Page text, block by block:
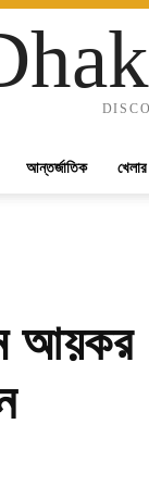
আন্তর্জাতিক
আয়কর